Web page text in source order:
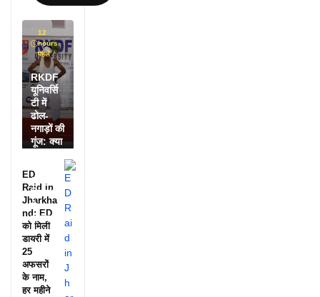
12
hours
पहले
RKDF
यूनिवर्सि
टी में
ढोल-
नगाड़ों की
गूंज: क्या
आदिवासी
दिवस की
ये
झलक?
ED
Raid in
Jharkha
nd: ED
को मिली
डायरी में
25
अफसरों
के नाम,
हर महीने